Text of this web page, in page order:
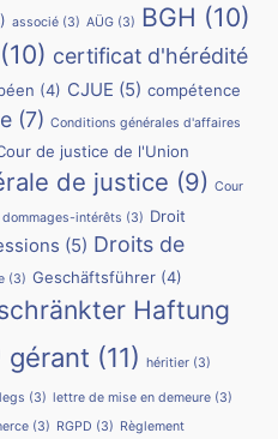
associé (3) AÜG (3) BGH (10)
(10) certificat d'hérédité
(4) CJUE (5) compétence
(7) Conditions générales d'affaires
de justice de l'Union
de justice (9) Cour
dommages-intérêts (3) Droit
(5) Droits de
(3) Geschäftsführer (4)
Haftung
gérant (11) héritier (3)
legs (3) lettre de mise en demeure (3)
(3) RGPD (3) Règlement